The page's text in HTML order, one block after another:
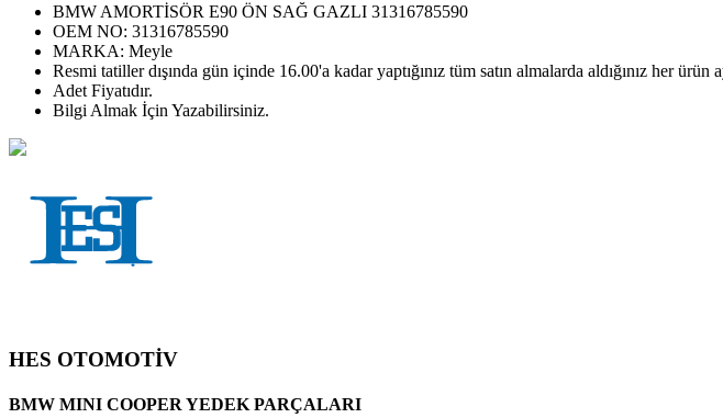
BMW AMORTİSÖR E90 ÖN SAĞ GAZLI 31316785590
OEM NO: 31316785590
MARKA: Meyle
Resmi tatiller dışında gün içinde 16.00'a kadar yaptığınız tüm satın almalarda aldığınız her
Adet Fiyatıdır.
Bilgi Almak İçin Yazabilirsiniz.
HES OTOMOTİV
BMW MINI COOPER YEDEK PARÇALARI